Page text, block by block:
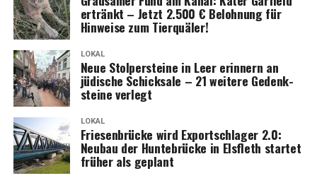
ertränkt – Jetzt 2.500 € Beloh­nung für
Hin­wei­se zum Tierquäler!
LOKAL
Neue Stol­per­stei­ne in Leer erin­nern an
jüdi­sche Schick­sa­le – 21 wei­te­re Gedenk­
stei­ne verlegt
LOKAL
Frie­sen­brü­cke wird Export­schla­ger 2.0:
Neu­bau der Hun­te­brü­cke in Els­fleth star­tet
frü­her als geplant